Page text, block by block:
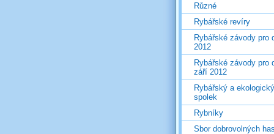
Různé
Rybářské revíry
Rybářské závody pro
2012
Rybářské závody pro
září 2012
Rybářský a ekologický
spolek
Rybníky
Sbor dobrovolných